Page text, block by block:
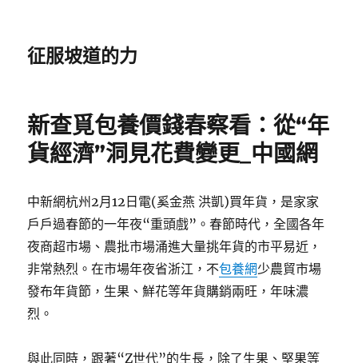
征服坡道的力
新查覓包養價錢春察看：從“年
貨經濟”洞見花費變更_中國網
中新網杭州2月12日電(奚金燕 洪凱)買年貨，是家家
戶戶過春節的一年夜“重頭戲”。春節時代，全國各年
夜商超市場、農批市場涌進大量挑年貨的市平易近，
非常熱烈。在市場年夜省浙江，不包養網少農貿市場
發布年貨節，生果、鮮花等年貨購銷兩旺，年味濃
烈。
與此同時，跟著“Z世代”的生長，除了生果、堅果等